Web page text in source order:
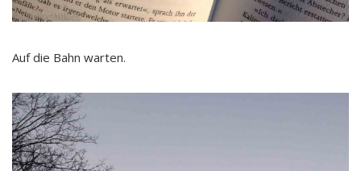
Auf die Bahn warten.